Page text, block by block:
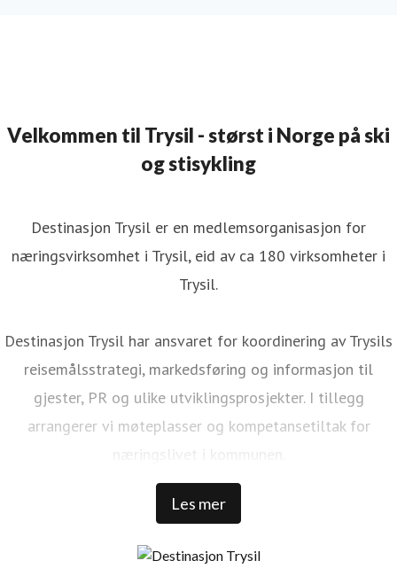
Velkommen til Trysil - størst i Norge på ski
og stisykling
Les mer
Destinasjon Trysil er en medlemsorganisasjon for
næringsvirksomhet i Trysil, eid av ca 180 virksomheter i
Trysil.
Destinasjon Trysil har ansvaret for koordinering av Trysils
reisemålsstrategi, markedsføring og informasjon til
gjester, PR og ulike utviklingsprosjekter. I tillegg
arrangerer vi møteplasser og kompetansetiltak for
Trysil er Norges største ski- og stisykkeldestinasjon. Vi har
1 000 000 kommersielle gjestedøgn, 32 000 senger rundt